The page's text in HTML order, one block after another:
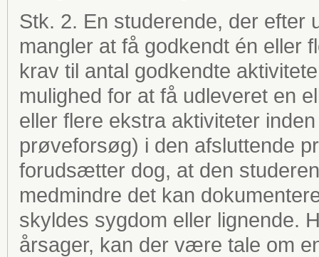
Stk. 2. En studerende, der efter
mangler at få godkendt én eller
krav til antal godkendte
mulighed for at få udleveret en
eller flere ekstra aktiviteter
prøveforsøg) i den afsluttende
forudsætter dog, at den
medmindre det kan
skyldes sygdom eller lignende.
årsager, kan der være tale om